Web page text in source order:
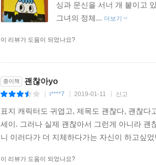
싱과 문신을 서너 개 붙이고
그녀의 정체... 더보기
이 리뷰가 도움이 되었나요?
종이책 괜찮아yo
i****7 2019-01-11 신고
표지 캐릭터도 귀엽고, 제목도 괜찮다, 괜찮
세이. 그러나 실제 괜찮아서 그런게 아니라 괜
니 이러다가 더 지체하다가는 자신이 하고싶
이 리뷰가 도움이 되었나요?